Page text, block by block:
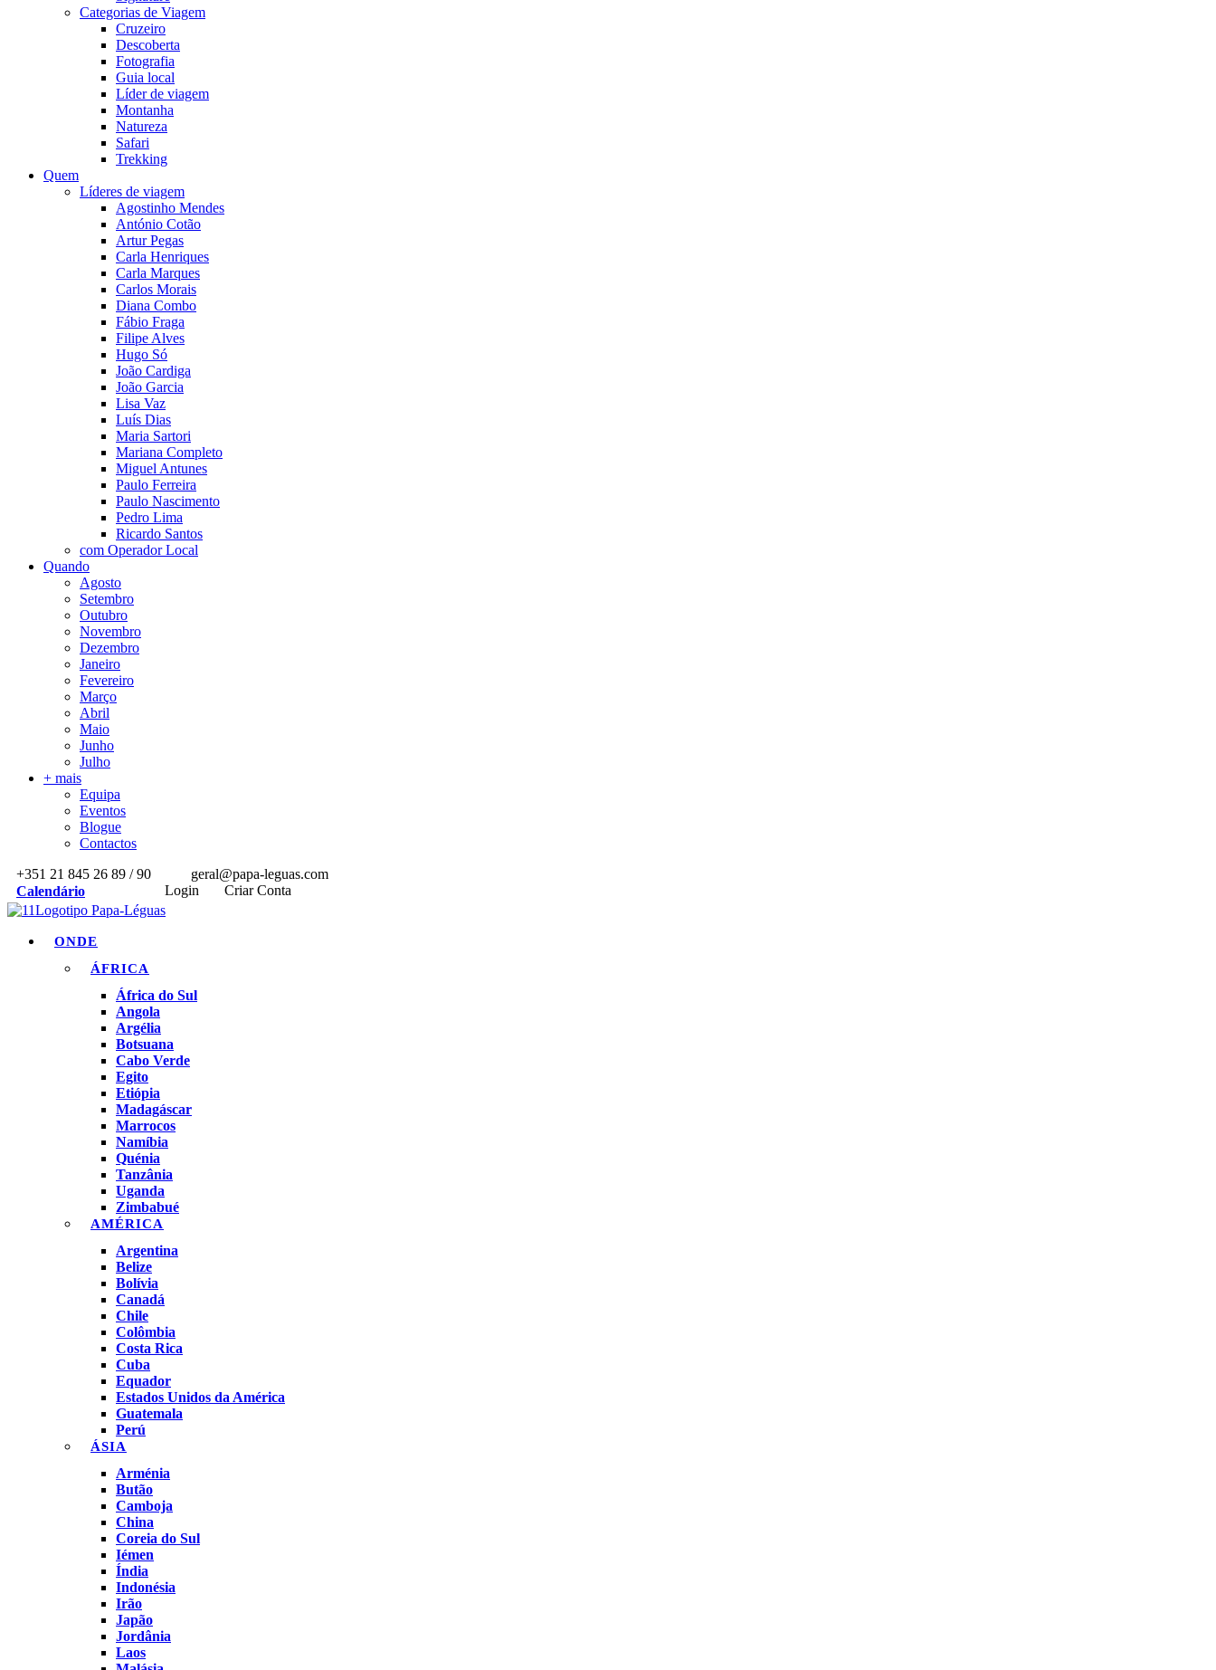
Categorias de Viagem
Cruzeiro
Descoberta
Fotografia
Guia local
Líder de viagem
Montanha
Natureza
Safari
Trekking
Quem
Líderes de viagem
Agostinho Mendes
António Cotão
Artur Pegas
Carla Henriques
Carla Marques
Carlos Morais
Diana Combo
Fábio Fraga
Filipe Alves
Hugo Só
João Cardiga
João Garcia
Lisa Vaz
Luís Dias
Maria Sartori
Mariana Completo
Miguel Antunes
Paulo Ferreira
Paulo Nascimento
Pedro Lima
Ricardo Santos
com Operador Local
Quando
Agosto
Setembro
Outubro
Novembro
Dezembro
Janeiro
Fevereiro
Março
Abril
Maio
Junho
Julho
+ mais
Equipa
Eventos
Blogue
Contactos
+351 21 845 26 89 / 90
geral@papa-leguas.com
Calendário
Login Criar Conta
ONDE
ÁFRICA
África do Sul
Angola
Argélia
Botsuana
Cabo Verde
Egito
Etiópia
Madagáscar
Marrocos
Namíbia
Quénia
Tanzânia
Uganda
Zimbabué
AMÉRICA
Argentina
Belize
Bolívia
Canadá
Chile
Colômbia
Costa Rica
Cuba
Equador
Estados Unidos da América
Guatemala
Perú
ÁSIA
Arménia
Butão
Camboja
China
Coreia do Sul
Iémen
Índia
Indonésia
Irão
Japão
Jordânia
Laos